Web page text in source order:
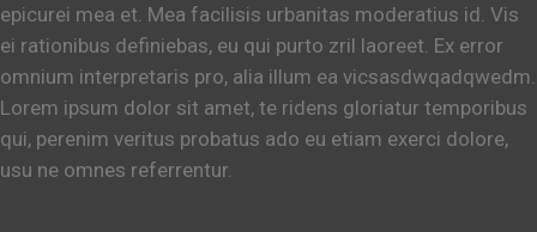
epicurei mea et. Mea facilisis urbanitas moderatius id. Vis
ei rationibus definiebas, eu qui purto zril laoreet. Ex error
omnium interpretaris pro, alia illum ea vicsasdwqadqwedm.
Lorem ipsum dolor sit amet, te ridens gloriatur temporibus
qui, perenim veritus probatus ado eu etiam exerci dolore,
usu ne omnes referrentur.